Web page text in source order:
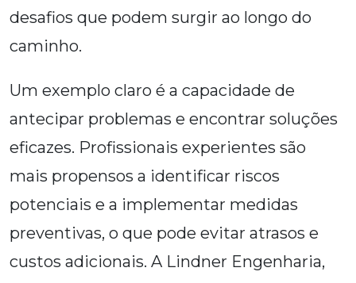
desafios que podem surgir ao longo do
caminho.
Um exemplo claro é a capacidade de
antecipar problemas e encontrar soluções
eficazes. Profissionais experientes são
mais propensos a identificar riscos
potenciais e a implementar medidas
preventivas, o que pode evitar atrasos e
custos adicionais. A Lindner Engenharia,